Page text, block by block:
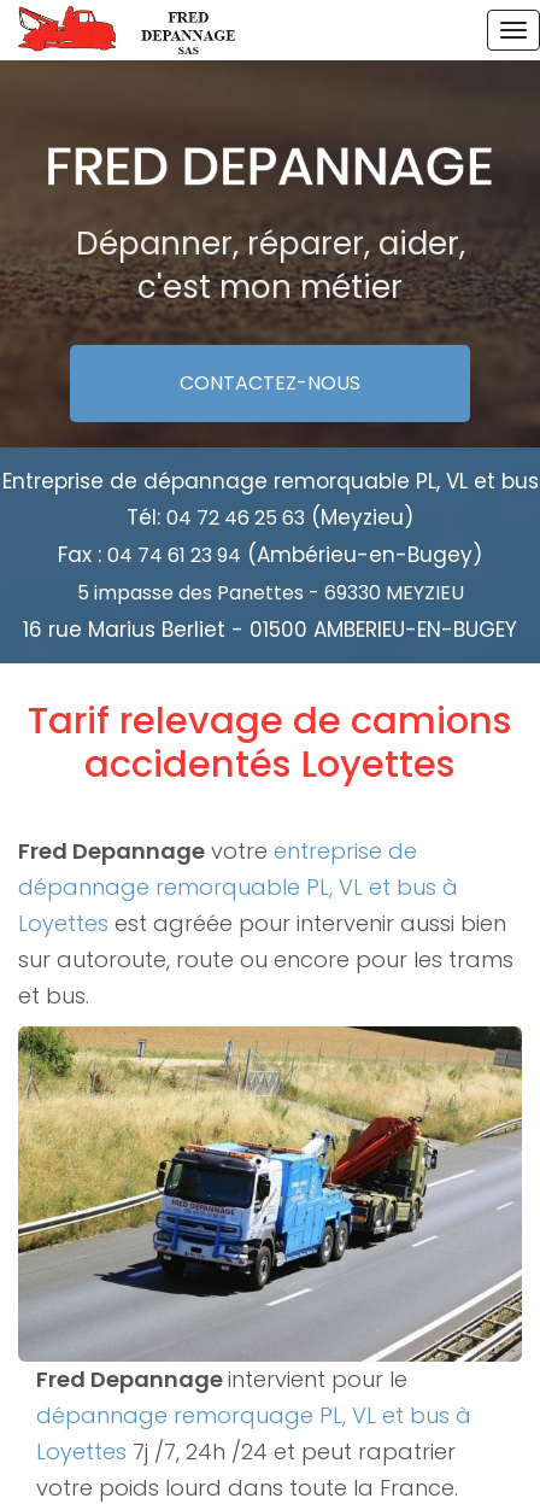
Aller
au
Dépanner, réparer, aider,
c'est mon métier
CONTACTEZ-NOUS
Entreprise de dépannage remorquable PL, VL et bus
Tél: 04 72 46 25 63 (Meyzieu)
Fax : 04 74 61 23 94 (Ambérieu-en-Bugey)
5 impasse des Panettes - 69330 MEYZIEU
16 rue Marius Berliet - 01500 AMBERIEU-EN-BUGEY
Tarif relevage de camions
accidentés Loyettes
Fred Depannage votre entreprise de
dépannage remorquable PL, VL et bus à
Loyettes est agréée pour intervenir aussi bien
sur autoroute, route ou encore pour les trams
et bus.
Fred Depannageintervient pour le
dépannage remorquage PL, VL et bus à
Loyettes 7j /7, 24h /24 et peut rapatrier
votre poids lourd dans toute la France.